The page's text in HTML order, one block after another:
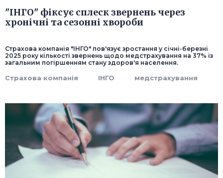
"ІНГО" фіксує сплеск звернень через
хронічні та сезонні хвороби
Страхова компанія "ІНГО" пов'язує зростання у січні-березні
2025 року кількості звернень щодо медстрахування на 37% із
загальним погіршенням стану здоров'я населення.
Страхова компанія ІНГО медстрахування